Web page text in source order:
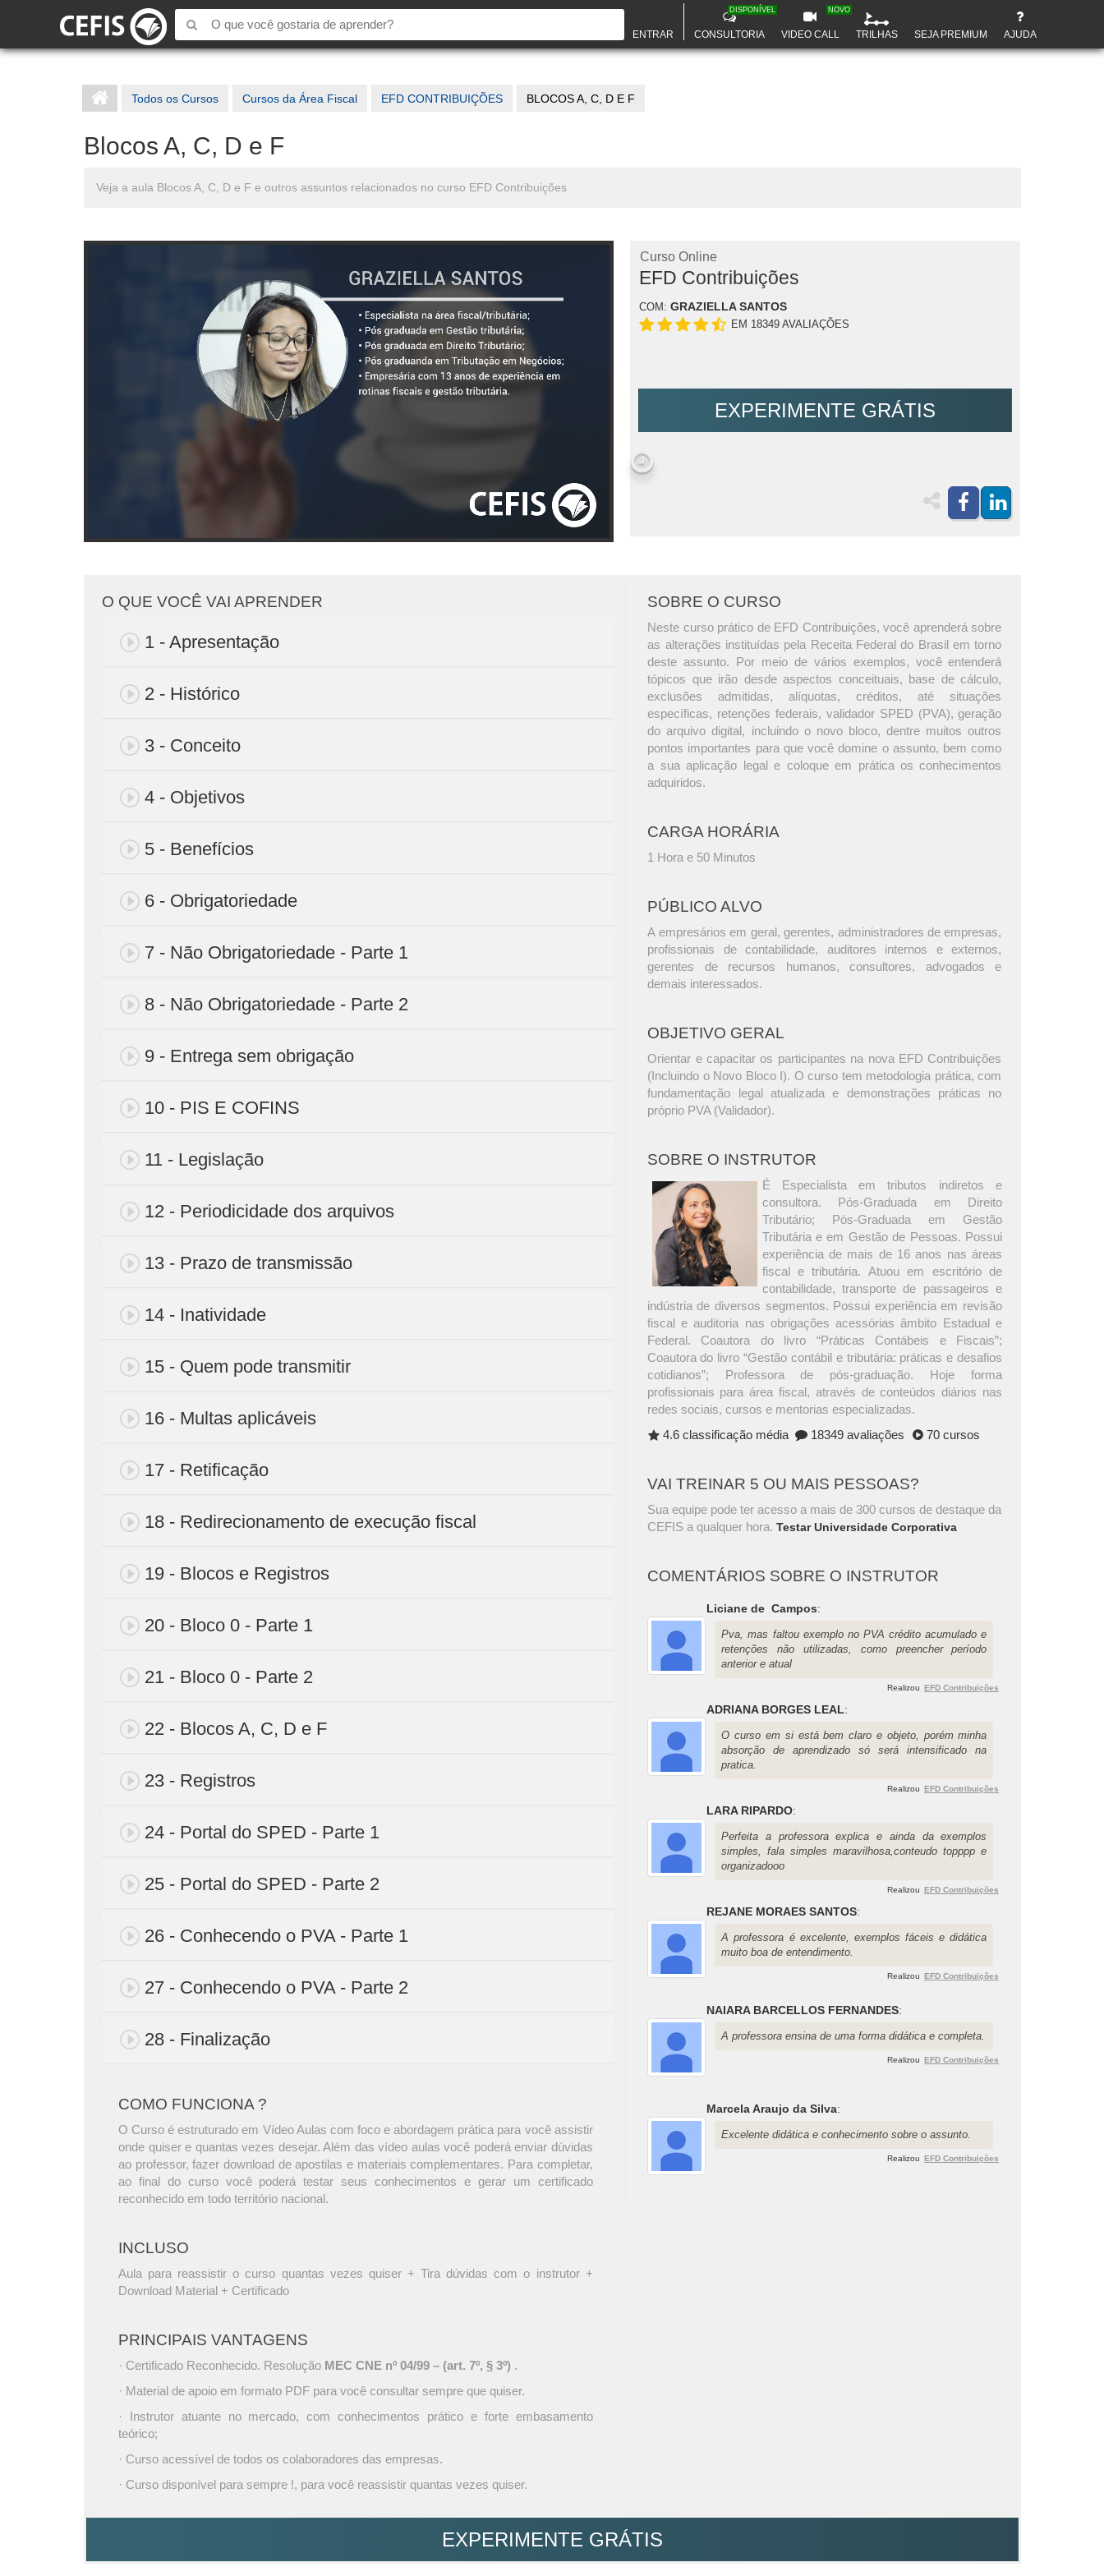
ENTRAR CONSULTORIA
DISPONÍVEL
VIDEO CALL
NOVO
TRILHAS SEJA PREMIUM AJUDA
Todos os Cursos Cursos da Área Fiscal EFD CONTRIBUIÇÕES BLOCOS A, C, D E F
Blocos A, C, D e F
Veja a aula Blocos A, C, D e F e outros assuntos relacionados no curso EFD Contribuições
Curso Online
EFD Contribuições
COM: GRAZIELLA SANTOS
EM 18349 AVALIAÇÕES
EXPERIMENTE GRÁTIS
O QUE VOCÊ VAI APRENDER
1 - Apresentação
2 - Histórico
3 - Conceito
4 - Objetivos
5 - Benefícios
6 - Obrigatoriedade
7 - Não Obrigatoriedade - Parte 1
8 - Não Obrigatoriedade - Parte 2
9 - Entrega sem obrigação
10 - PIS E COFINS
11 - Legislação
12 - Periodicidade dos arquivos
13 - Prazo de transmissão
14 - Inatividade
15 - Quem pode transmitir
16 - Multas aplicáveis
17 - Retificação
18 - Redirecionamento de execução fiscal
19 - Blocos e Registros
20 - Bloco 0 - Parte 1
21 - Bloco 0 - Parte 2
22 - Blocos A, C, D e F
23 - Registros
24 - Portal do SPED - Parte 1
25 - Portal do SPED - Parte 2
26 - Conhecendo o PVA - Parte 1
27 - Conhecendo o PVA - Parte 2
28 - Finalização
COMO FUNCIONA ?
O Curso é estruturado em Vídeo Aulas com foco e abordagem prática para você assistir
onde quiser e quantas vezes desejar. Além das vídeo aulas você poderá enviar dúvidas
ao professor, fazer download de apostilas e materiais complementares. Para completar,
ao final do curso você poderá testar seus conhecimentos e gerar um certificado
reconhecido em todo território nacional.
INCLUSO
Aula para reassistir o curso quantas vezes quiser + Tira dúvidas com o instrutor +
Download Material + Certificado
PRINCIPAIS VANTAGENS
· Certificado Reconhecido. Resolução MEC CNE nº 04/99 – (art. 7º, § 3º) .
· Material de apoio em formato PDF para você consultar sempre que quiser.
· Instrutor atuante no mercado, com conhecimentos prático e forte embasamento
teórico;
· Curso acessível de todos os colaboradores das empresas.
· Curso disponível para sempre !, para você reassistir quantas vezes quiser.
SOBRE O CURSO
Neste curso prático de EFD Contribuições, você aprenderá sobre
as alterações instituídas pela Receita Federal do Brasil em torno
deste assunto. Por meio de vários exemplos, você entenderá
tópicos que irão desde aspectos conceituais, base de cálculo,
exclusões admitidas, alíquotas, créditos, até situações
específicas, retenções federais, validador SPED (PVA), geração
do arquivo digital, incluindo o novo bloco, dentre muitos outros
pontos importantes para que você domine o assunto, bem como
a sua aplicação legal e coloque em prática os conhecimentos
adquiridos.
CARGA HORÁRIA
1 Hora e 50 Minutos
PÚBLICO ALVO
A empresários em geral, gerentes, administradores de empresas,
profissionais de contabilidade, auditores internos e externos,
gerentes de recursos humanos, consultores, advogados e
demais interessados.
OBJETIVO GERAL
Orientar e capacitar os participantes na nova EFD Contribuições
(Incluindo o Novo Bloco I). O curso tem metodologia prática, com
fundamentação legal atualizada e demonstrações práticas no
próprio PVA (Validador).
SOBRE O INSTRUTOR
É Especialista em tributos indiretos e
consultora. Pós-Graduada em Direito
Tributário; Pós-Graduada em Gestão
Tributária e em Gestão de Pessoas. Possui
experiência de mais de 16 anos nas áreas
fiscal e tributária. Atuou em escritório de
contabilidade, transporte de passageiros e
indústria de diversos segmentos. Possui experiência em revisão
fiscal e auditoria nas obrigações acessórias âmbito Estadual e
Federal. Coautora do livro “Práticas Contábeis e Fiscais”;
Coautora do livro “Gestão contábil e tributária: práticas e desafios
cotidianos”; Professora de pós-graduação. Hoje forma
profissionais para área fiscal, através de conteúdos diários nas
redes sociais, cursos e mentorias especializadas.
4.6 classificação média
18349 avaliações 70 cursos
VAI TREINAR 5 OU MAIS PESSOAS?
Sua equipe pode ter acesso a mais de 300 cursos de destaque da
CEFIS a qualquer hora.Testar Universidade Corporativa
COMENTÁRIOS SOBRE O INSTRUTOR
Liciane de Campos:
Pva, mas faltou exemplo no PVA crédito acumulado e
retenções não utilizadas, como preencher período
anterior e atual
Realizou EFD Contribuições
ADRIANA BORGES LEAL:
O curso em si está bem claro e objeto, porém minha
absorção de aprendizado só será intensificado na
pratica.
Realizou EFD Contribuições
LARA RIPARDO:
Perfeita a professora explica e ainda da exemplos
simples, fala simples maravilhosa,conteudo topppp e
organizadooo
Realizou EFD Contribuições
REJANE MORAES SANTOS:
A professora é excelente, exemplos fáceis e didática
muito boa de entendimento.
Realizou EFD Contribuições
NAIARA BARCELLOS FERNANDES:
A professora ensina de uma forma didática e completa.
Realizou EFD Contribuições
Marcela Araujo da Silva:
Excelente didática e conhecimento sobre o assunto.
Realizou EFD Contribuições
EXPERIMENTE GRÁTIS